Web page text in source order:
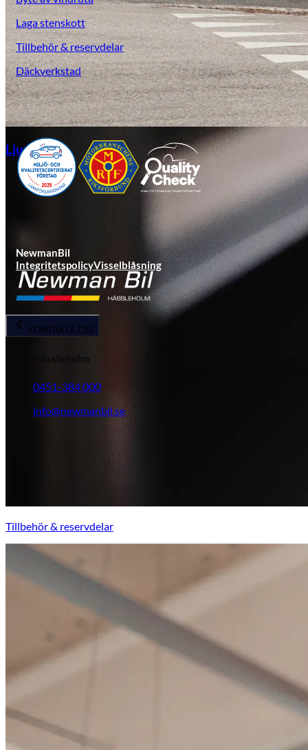
Tillbehör & reservdelar
Ljungby
Laga stenskott
Tillbehör & reservdelar
Däckverkstad
NewmanBil
IntegritetspolicyVisselblåsning
KONTAKTA OSS
Hässleholm
0451-384 000
info@newmanbil.se